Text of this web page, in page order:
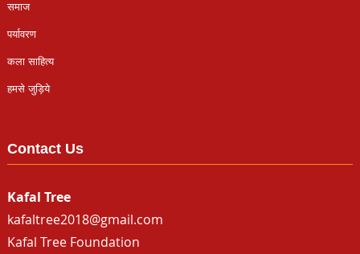
समाज
पर्यावरण
कला साहित्य
हमसे जुड़िये
Contact Us
Kafal Tree
kafaltree2018@gmail.com
Kafal Tree Foundation